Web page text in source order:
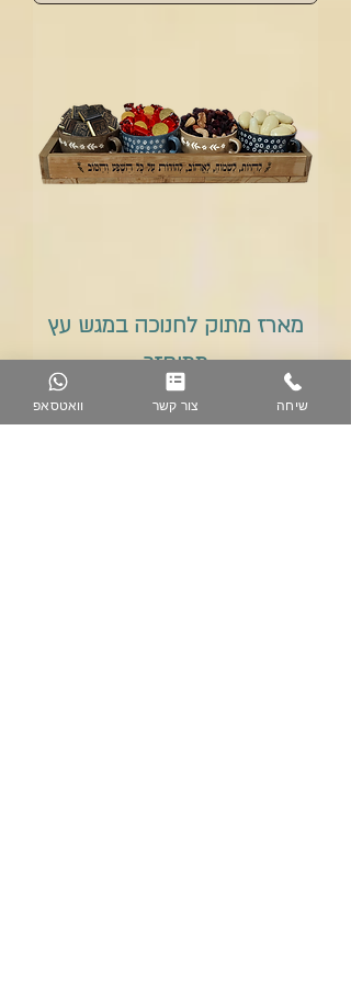
מארז מתוק לחנוכה במגש עץ
ממוחזר
החל מ-
מחיר מבצע וואטסאפ צור קשר שיחה